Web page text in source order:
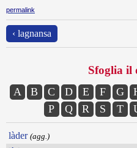
permalink
‹ lagnansa
Sfoglia il
A B C D E F G
P
Q R S T
làder (agg.)